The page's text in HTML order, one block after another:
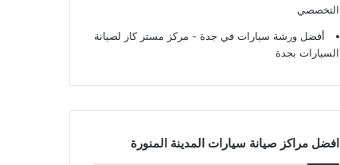
التخصصي
أفضل ورشة سيارات في جدة - مركز مستر كار لصيانة
السيارات بجدة
افضل مراكز صيانة سيارات المدينة المنورة